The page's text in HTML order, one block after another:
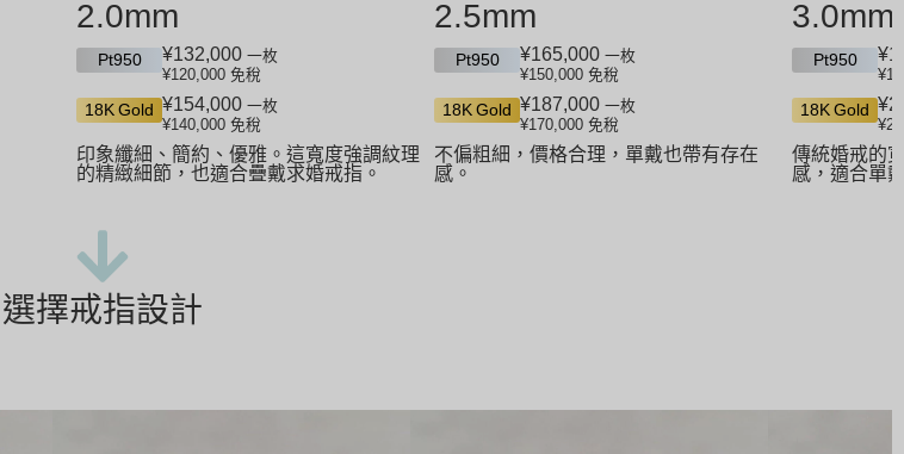
2.0mm
Pt950 ¥132,000 一枚
¥120,000 免稅
18K Gold ¥154,000 一枚
¥140,000 免稅
印象纖細、簡約、優雅。這寬度強調紋理
的精緻細節，也適合疊戴求婚戒指。
2.5mm
Pt950 ¥165,000 一枚
¥150,000 免稅
18K Gold ¥187,000 一枚
¥170,000 免稅
不偏粗細，價格合理，單戴也帶有存在
感。
3.0mm
Pt950
18K Gold
傳統婚戒的
感，適合單
選擇戒指設計